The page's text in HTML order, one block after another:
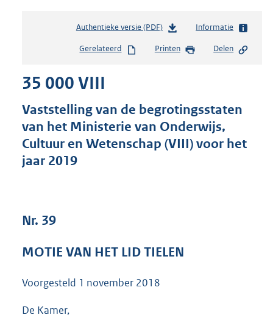
Authentieke versie (PDF)b
s
s
g
r
K
Informatie
Gerelateerd Printen Delen
35 000 VIII
Vaststelling van de begrotingsstaten
van het Ministerie van Onderwijs,
Cultuur en Wetenschap (VIII) voor het
jaar 2019
Nr. 39
MOTIE VAN HET LID TIELEN
Voorgesteld 1 november 2018
De Kamer,